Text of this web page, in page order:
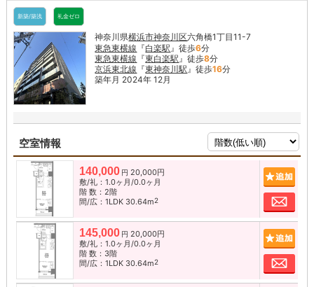
新築/築浅 礼金ゼロ
神奈川県横浜市神奈川区六角橋1丁目11-7
東急東横線 『白楽駅 』徒歩6分
東急東横線 『東白楽駅 』徒歩8分
京浜東北線 『東神奈川駅 』徒歩16分
築年月 2024年 12月
空室情報
140,000 円 20,000円
敷/礼：1.0ヶ月/0.0ヶ月
階 数：2階
間/広：1LDK 30.64m2 お
145,000 円 20,000円
敷/礼：1.0ヶ月/0.0ヶ月
階 数：3階
間/広：1LDK 30.64m2 お